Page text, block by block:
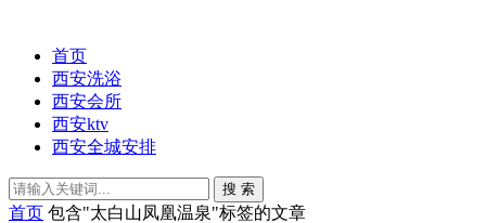
首页
西安洗浴
西安会所
西安ktv
西安全城安排
搜 索
首页 包含"太白山凤凰温泉"标签的文章